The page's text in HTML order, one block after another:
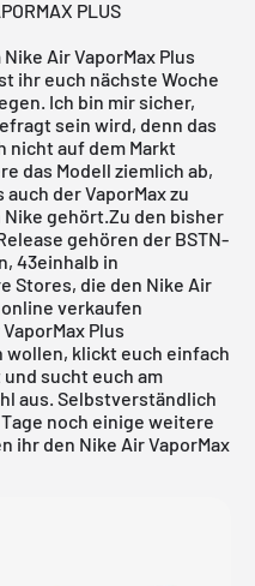
PLUS
Air VaporMax Plus
ihr euch nächste Woche
Ich bin mir sicher,
sein wird, denn das
nicht auf dem Markt
das Modell ziemlich ab,
der VaporMax zu
gehört.Zu den bisher
gehören der BSTN-
, 43einhalb in
Stores, die den Nike Air
verkaufen
Plus
wollen, klickt euch einfach
und sucht euch am
aus. Selbstverständlich
noch einige weitere
ihr den Nike Air VaporMax